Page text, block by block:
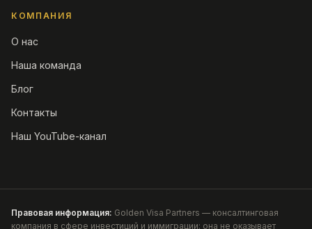
КОМПАНИЯ
О нас
Наша команда
Блог
Контакты
Наш YouTube-канал
Правовая информация: Golden Visa Partners — консалтинговая
компания в сфере инвестиций и иммиграции; она не оказывает